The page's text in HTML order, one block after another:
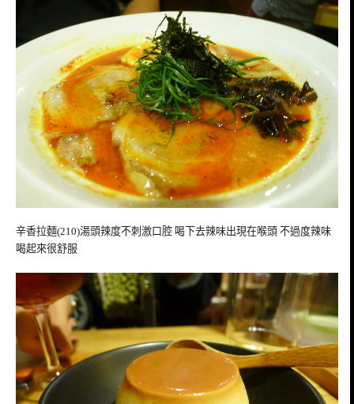
辛香拉麵(210)湯頭辣度不刺激口腔 喝下去辣味出現在喉頭 不過度辣味
喝起來很舒服